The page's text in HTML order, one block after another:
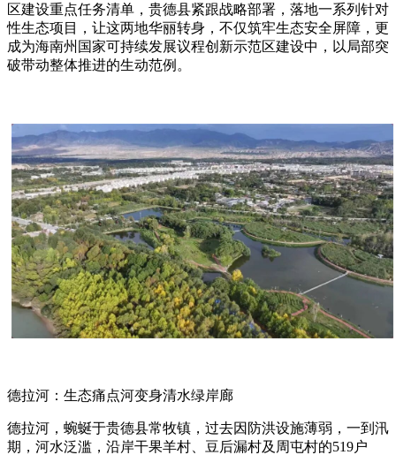
区建设重点任务清单，贵德县紧跟战略部署，落地一系列针对
性生态项目，让这两地华丽转身，不仅筑牢生态安全屏障，更
成为海南州国家可持续发展议程创新示范区建设中，以局部突
破带动整体推进的生动范例。
德拉河：生态痛点河变身清水绿岸廊
德拉河，蜿蜒于贵德县常牧镇，过去因防洪设施薄弱，一到汛
期，河水泛滥，沿岸干果羊村、豆后漏村及周屯村的519户